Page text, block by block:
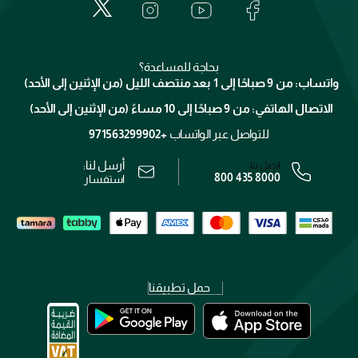
الإرجاع
برنامج الولاء ميوز
الوظائف
الشروط و الأحكام
رقم السجل التجاري: 7013320481 — صادر من وزارة التجارة
بحاجة للمساعدة؟
واتساب: من 9 صباحًا إلى 1 بعد منتصف الليل (من الإثنين إلى الأحد)
الاتصال الهاتفي: من 9 صباحًا إلى 10 مساءً (من الإثنين إلى الأحد)
للتواصل عبر الواتساب +971563299902
اتصل بنا:
800 435 8000
أرسل لنا:
استفسار
حمل تطبيقنا